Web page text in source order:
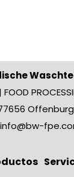
info@bw-